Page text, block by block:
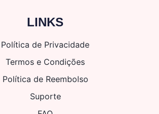
LINKS
Política de Privacidade
Termos e Condições
Política de Reembolso
Suporte